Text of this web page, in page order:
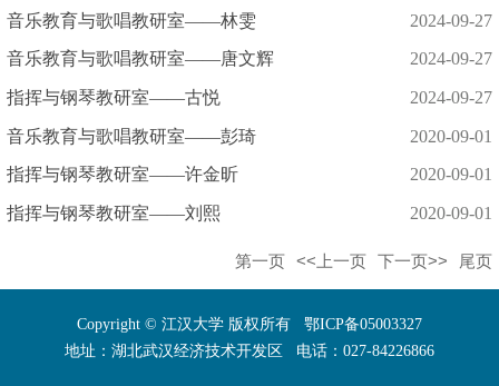
音乐教育与歌唱教研室——林雯 2024-09-27
音乐教育与歌唱教研室——唐文辉 2024-09-27
指挥与钢琴教研室——古悦 2024-09-27
音乐教育与歌唱教研室——彭琦 2020-09-01
指挥与钢琴教研室——许金昕 2020-09-01
指挥与钢琴教研室——刘熙 2020-09-01
第一页 <<上一页 下一页>> 尾页
Copyright © 江汉大学 版权所有 鄂ICP备05003327
地址：湖北武汉经济技术开发区 电话：027-84226866